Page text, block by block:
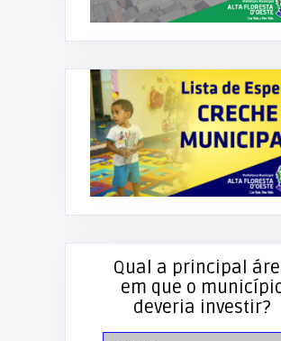
Qual a principal
em que o
deveria investir?